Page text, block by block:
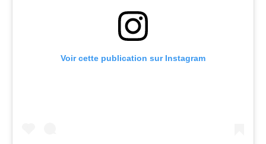
Voir cette publication sur Instagram